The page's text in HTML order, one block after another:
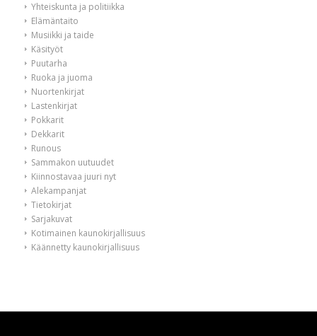
Yhteiskunta ja politiikka
Elämäntaito
Musiikki ja taide
Käsityöt
Puutarha
Ruoka ja juoma
Nuortenkirjat
Lastenkirjat
Pokkarit
Dekkarit
Runous
Sammakon uutuudet
Kiinnostavaa juuri nyt
Alekampanjat
Tietokirjat
Sarjakuvat
Kotimainen kaunokirjallisuus
Käännetty kaunokirjallisuus